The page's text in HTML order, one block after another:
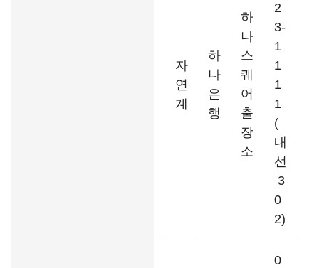
하
나
은
행
자
연
계
하
나
스
퀘
어
출
장
소
2
3-
1
1
1
1
(
내
선
3
0
2)
0